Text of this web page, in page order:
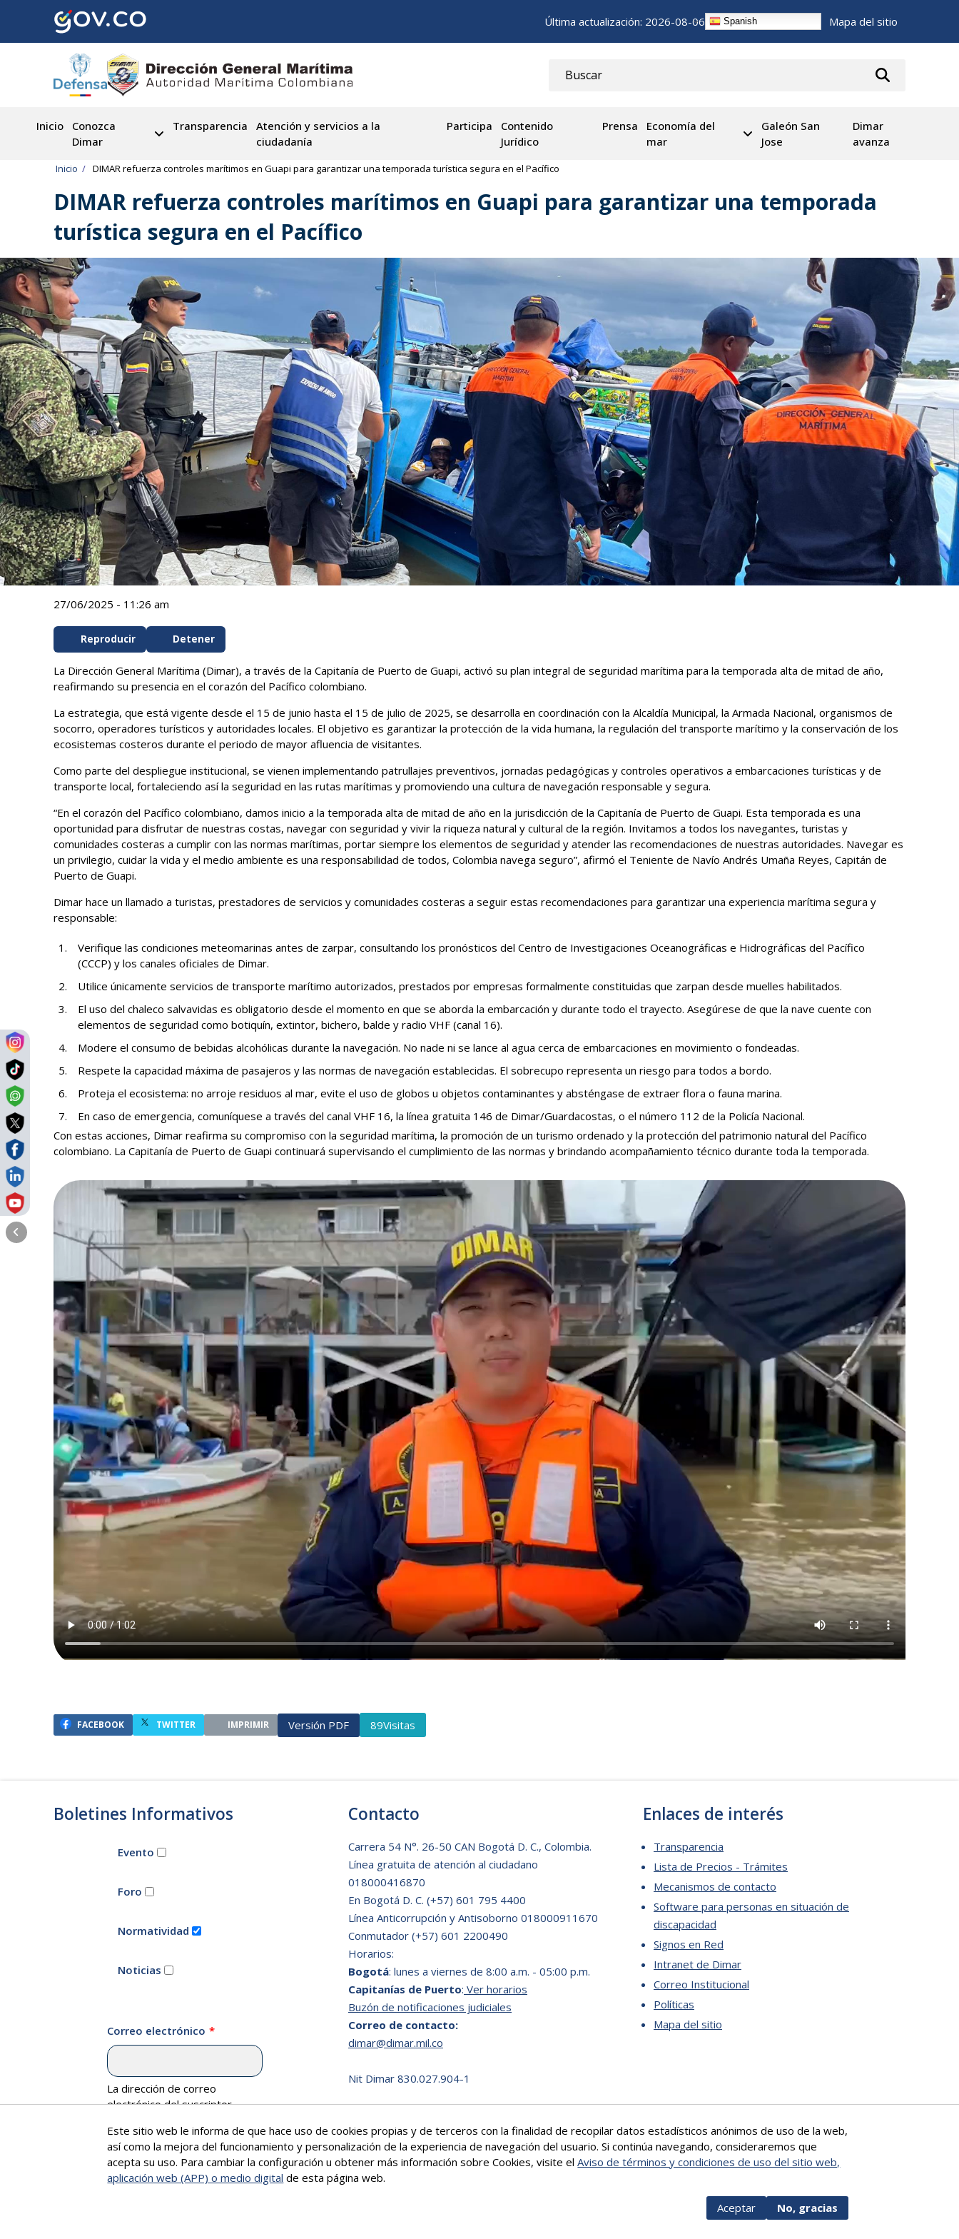
contenido
Última actualización: 2026-08-06 Spanish Mapa del sitio
Inicio
Conozca
Dimar
Transparencia
Atención y servicios a la
ciudadanía
Participa
Contenido
Jurídico
Prensa
Economía del
mar
Galeón San
Jose
Dimar
avanza
navegación
Inicio DIMAR refuerza controles marítimos en Guapi para garantizar una temporada turística segura en el Pacífico
DIMAR refuerza controles marítimos en Guapi para garantizar una temporada
turística segura en el Pacífico
27/06/2025 - 11:26 am
Reproducir Detener
La Dirección General Marítima (Dimar), a través de la Capitanía de Puerto de Guapi, activó su plan integral de seguridad marítima para la temporada alta de mitad de año,
reafirmando su presencia en el corazón del Pacífico colombiano.
La estrategia, que está vigente desde el 15 de junio hasta el 15 de julio de 2025, se desarrolla en coordinación con la Alcaldía Municipal, la Armada Nacional, organismos de
socorro, operadores turísticos y autoridades locales. El objetivo es garantizar la protección de la vida humana, la regulación del transporte marítimo y la conservación de los
ecosistemas costeros durante el periodo de mayor afluencia de visitantes.
Como parte del despliegue institucional, se vienen implementando patrullajes preventivos, jornadas pedagógicas y controles operativos a embarcaciones turísticas y de
transporte local, fortaleciendo así la seguridad en las rutas marítimas y promoviendo una cultura de navegación responsable y segura.
“En el corazón del Pacífico colombiano, damos inicio a la temporada alta de mitad de año en la jurisdicción de la Capitanía de Puerto de Guapi. Esta temporada es una
oportunidad para disfrutar de nuestras costas, navegar con seguridad y vivir la riqueza natural y cultural de la región. Invitamos a todos los navegantes, turistas y
comunidades costeras a cumplir con las normas marítimas, portar siempre los elementos de seguridad y atender las recomendaciones de nuestras autoridades. Navegar es
un privilegio, cuidar la vida y el medio ambiente es una responsabilidad de todos, Colombia navega seguro”, afirmó el Teniente de Navío Andrés Umaña Reyes, Capitán de
Puerto de Guapi.
Dimar hace un llamado a turistas, prestadores de servicios y comunidades costeras a seguir estas recomendaciones para garantizar una experiencia marítima segura y
responsable:
Verifique las condiciones meteomarinas antes de zarpar, consultando los pronósticos del Centro de Investigaciones Oceanográficas e Hidrográficas del Pacífico
(CCCP) y los canales oficiales de Dimar.
Utilice únicamente servicios de transporte marítimo autorizados, prestados por empresas formalmente constituidas que zarpan desde muelles habilitados.
El uso del chaleco salvavidas es obligatorio desde el momento en que se aborda la embarcación y durante todo el trayecto. Asegúrese de que la nave cuente con
elementos de seguridad como botiquín, extintor, bichero, balde y radio VHF (canal 16).
Modere el consumo de bebidas alcohólicas durante la navegación. No nade ni se lance al agua cerca de embarcaciones en movimiento o fondeadas.
Respete la capacidad máxima de pasajeros y las normas de navegación establecidas. El sobrecupo representa un riesgo para todos a bordo.
Proteja el ecosistema: no arroje residuos al mar, evite el uso de globos u objetos contaminantes y absténgase de extraer flora o fauna marina.
En caso de emergencia, comuníquese a través del canal VHF 16, la línea gratuita 146 de Dimar/Guardacostas, o el número 112 de la Policía Nacional.
Con estas acciones, Dimar reafirma su compromiso con la seguridad marítima, la promoción de un turismo ordenado y la protección del patrimonio natural del Pacífico
colombiano. La Capitanía de Puerto de Guapi continuará supervisando el cumplimiento de las normas y brindando acompañamiento técnico durante toda la temporada.
FACEBOOK TWITTER IMPRIMIR Versión PDF 89Visitas
Boletines Informativos
Evento
Foro
Normatividad
Noticias
Correo electrónico
La dirección de correo
electrónico del suscriptor.
Contacto
Carrera 54 N°. 26-50 CAN Bogotá D. C., Colombia.
Línea gratuita de atención al ciudadano
018000416870
En Bogotá D. C. (+57) 601 795 4400
Línea Anticorrupción y Antisoborno 018000911670
Conmutador (+57) 601 2200490
Horarios:
Bogotá: lunes a viernes de 8:00 a.m. - 05:00 p.m.
Capitanías de Puerto: Ver horarios
Buzón de notificaciones judiciales
Correo de contacto:
dimar@dimar.mil.co
Nit Dimar 830.027.904-1
Enlaces de interés
Transparencia
Lista de Precios - Trámites
Mecanismos de contacto
Software para personas en situación de
discapacidad
Signos en Red
Intranet de Dimar
Correo Institucional
Políticas
Mapa del sitio
Este sitio web le informa de que hace uso de cookies propias y de terceros con la finalidad de recopilar datos estadísticos anónimos de uso de la web,
así como la mejora del funcionamiento y personalización de la experiencia de navegación del usuario. Si continúa navegando, consideraremos que
acepta su uso. Para cambiar la configuración u obtener más información sobre Cookies, visite elAviso de términos y condiciones de uso del sitio web,
aplicación web (APP) o medio digital de esta página web.
Aceptar No, gracias